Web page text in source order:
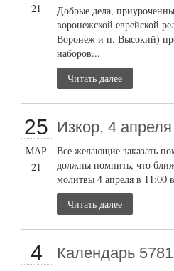
21
Добрые дела,
воронежской еврейской
Воронеж и п. Высокий)
наборов...
Читать далее
25
МАР
21
Изкор, 4
Все желающие заказать
должны помнить, что
молитвы 4 апреля в 11:00
Читать далее
4 Календарь 5781